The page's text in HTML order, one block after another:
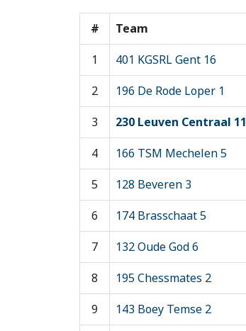
# Team
1
401 KGSRL Gent 16
2
196 De Rode Loper 1
3
230 Leuven Centraal 11
4
166 TSM Mechelen 5
5
128 Beveren 3
6
174 Brasschaat 5
7
132 Oude God 6
8
195 Chessmates 2
9
143 Boey Temse 2